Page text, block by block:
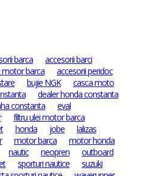
barca
accesorii barci
motor barca
accesorii peridoc
bujie NGK
casca moto
dealer honda constanta
constanta
eval
filtru ulei motor barca
honda jobe
lalizas
motor barca
motor honda
nautic neopren
outboard
sporturi nautice
suzuki